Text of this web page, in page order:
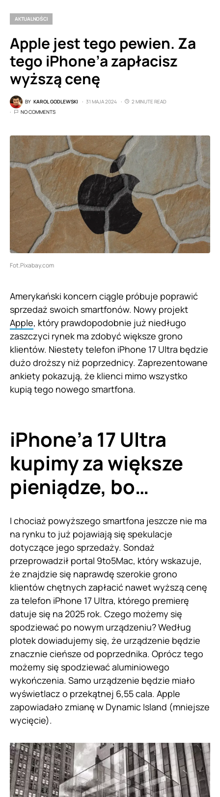
AKTUALNOŚCI
Apple jest tego pewien. Za
tego iPhone’a zapłacisz
wyższą cenę
BY KAROL GODLEWSKI 31 MAJA 2024
2 MINUTE READ
NO COMMENTS
Fot.Pixabay.com
Amerykański koncern ciągle próbuje poprawić
sprzedaż swoich smartfonów. Nowy projekt
Apple, który prawdopodobnie już niedługo
zaszczyci rynek ma zdobyć większe grono
klientów. Niestety telefon iPhone 17 Ultra będzie
dużo droższy niż poprzednicy. Zaprezentowane
ankiety pokazują, że klienci mimo wszystko
kupią tego nowego smartfona.
iPhone’a 17 Ultra
kupimy za większe
pieniądze, bo…
I chociaż powyższego smartfona jeszcze nie ma
na rynku to już pojawiają się spekulacje
dotyczące jego sprzedaży. Sondaż
przeprowadził portal 9to5Mac, który wskazuje,
że znajdzie się naprawdę szerokie grono
klientów chętnych zapłacić nawet wyższą cenę
za telefon iPhone 17 Ultra, którego premierę
datuje się na 2025 rok. Czego możemy się
spodziewać po nowym urządzeniu? Według
plotek dowiadujemy się, że urządzenie będzie
znacznie cieńsze od poprzednika. Oprócz tego
możemy się spodziewać aluminiowego
wykończenia. Samo urządzenie będzie miało
wyświetlacz o przekątnej 6,55 cala. Apple
zapowiadało zmianę w Dynamic Island (mniejsze
wycięcie).